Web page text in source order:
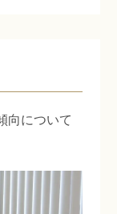
向について